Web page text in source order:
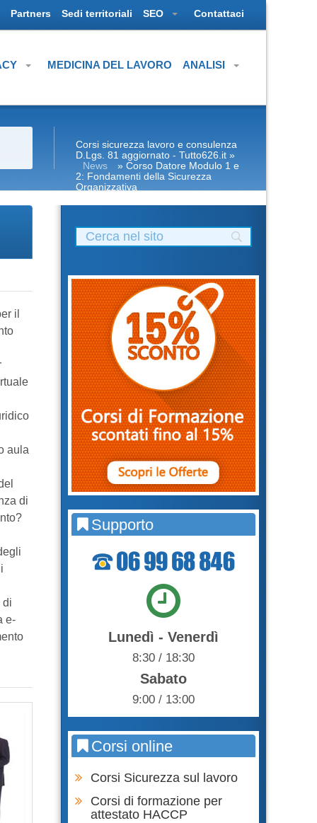
Partners Sedi territoriali SEO Contattaci
MEDICINA DEL LAVORO ANALISI
Corsi sicurezza lavoro e consulenza
D.Lgs. 81 aggiornato - Tutto626.it »
News
» Corso Datore Modulo 1 e
2: Fondamenti della Sicurezza
Organizzativa
il
aula
di
di
e-
Supporto
Lunedì - Venerdì
8:30 / 18:30
Sabato
9:00 / 13:00
Corsi online
Corsi Sicurezza sul lavoro
Corsi di formazione per
attestato HACCP